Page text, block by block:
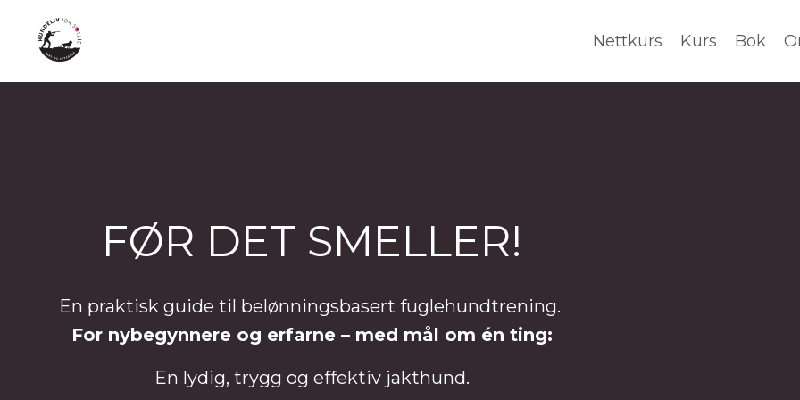
Nettkurs Kurs Bok
FØR DET SMELLER!
En praktisk guide til belønningsbasert fuglehundtrening.
For nybegynnere og erfarne – med mål om én ting:
En lydig, trygg og effektiv jakthund.